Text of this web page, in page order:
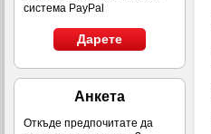
система PayPal
Дарете
Анкета
Откъде предпочитате да